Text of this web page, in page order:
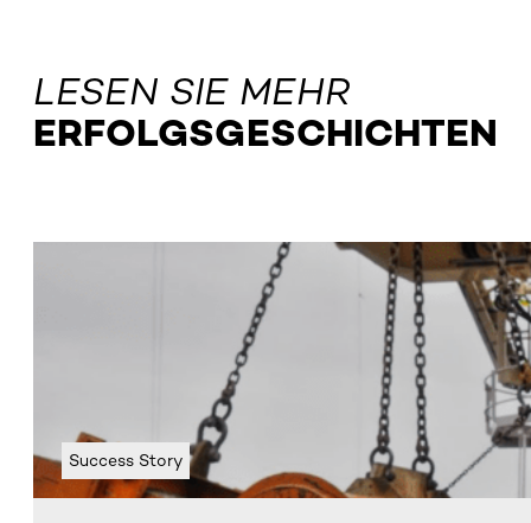
LESEN SIE MEHR
ERFOLGSGESCHICHTEN
Success Story